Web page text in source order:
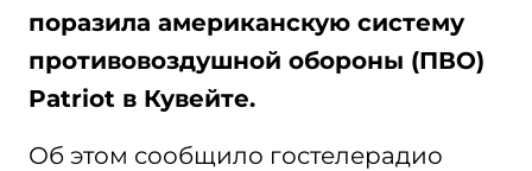
поразила американскую систему
противовоздушной обороны (ПВО)
Patriot в Кувейте.
Об этом сообщило гостелерадио